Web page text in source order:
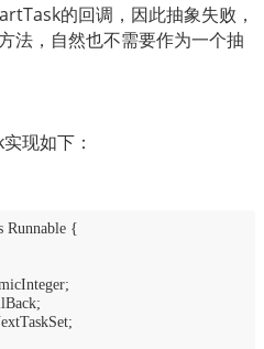
的回调，因此抽象失败，
法，自然也不需要作为一个抽
现如下：
Runnable {